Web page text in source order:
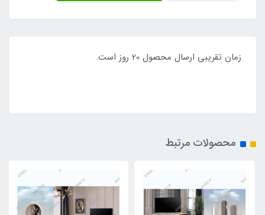
زمان تقریبی ارسال محصول 20 روز است.
محصولات مرتبط